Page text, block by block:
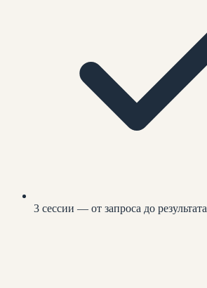
3 сессии — от запроса до результата